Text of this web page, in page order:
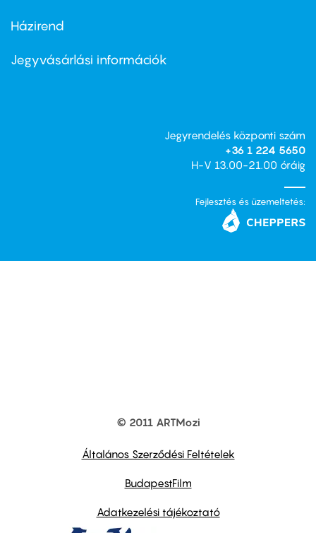
Footer
second
Házirend
Jegyvásárlási információk
Jegyrendelés központi szám
+36 1 224 5650
H-V 13.00-21.00 óráig
Fejlesztés és üzemeltetés:
© 2011 ARTMozi
Általános Szerződési Feltételek
BudapestFilm
Adatkezelési tájékoztató